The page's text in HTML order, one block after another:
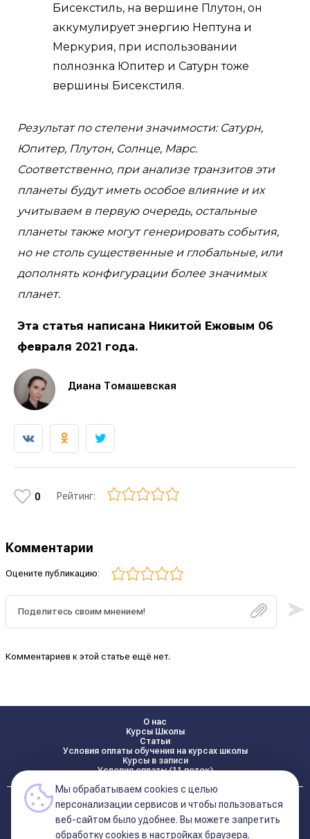
Бисекстиль, на вершине Плутон, он
аккумулирует энергию Нептуна и
Меркурия, при использовании
полнознка Юпитер и Сатурн тоже
вершины Бисекстиля.
Результат по степени значимости: Сатурн,
Юпитер, Плутон, Солнце, Марс.
Соответственно, при анализе транзитов эти
планеты будут иметь особое влияние и их
учитываем в первую очередь, остальные
планеты также могут генерировать события,
но не столь существенные и глобальные, или
дополнять конфигурации более значимых
планет.
Эта статья написана Никитой Ежовым 06
февраля 2021 года.
Диана Томашевская
0 Рейтинг:
Комментарии
Оцените публикацию:
Комментариев к этой статье ещё нет.
О нас
Курсы Школы
Статьи
Условия оплаты обучения на курсах школы
Курсы в записи
Условия оплаты (11 поток)
Реквизиты
Контакты
Мы обрабатываем cookies с целью
персонализации сервисов и чтобы пользоваться
веб-сайтом было удобнее. Вы можете запретить
обработку сookies в настройках браузера.